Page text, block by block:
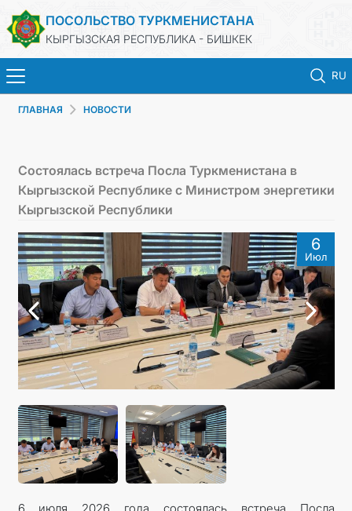
ПОСОЛЬСТВО ТУРКМЕНИСТАНА
КЫРГЫЗСКАЯ РЕСПУБЛИКА - БИШКЕК
RU
ТУРКМЕНИСТАН
ПРАЗДНИЧНЫЕ И ПАМЯТНЫЕ ДНИ
КОНСУЛЬСКИЕ УСЛУГИ
МИД
КОНТАКТНЫЕ ДАННЫЕ
ГЛАВНАЯ НОВОСТИ
Состоялась встреча Посла Туркменистана в
Кыргызской Республике с Министром энергетики
Кыргызской Республики
6
Июл